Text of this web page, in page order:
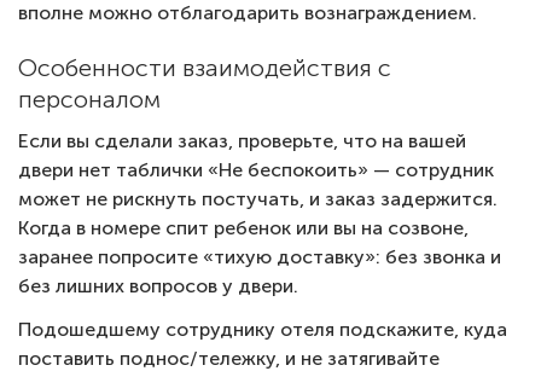
вполне можно отблагодарить вознаграждением.
Особенности взаимодействия с
персоналом
Если вы сделали заказ, проверьте, что на вашей
двери нет таблички «Не беспокоить» — сотрудник
может не рискнуть постучать, и заказ задержится.
Когда в номере спит ребенок или вы на созвоне,
заранее попросите «тихую доставку»: без звонка и
без лишних вопросов у двери.
Подошедшему сотруднику отеля подскажите, куда
поставить поднос/тележку, и не затягивайте